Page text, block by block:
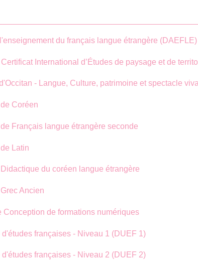
du français langue étrangère (DAEFLE)
International d’Études de paysage et de
- Langue, Culture, patrimoine et spectacle
Coréen
Français langue étrangère seconde
Latin
du coréen langue étrangère
Ancien
Conception de formations numériques
françaises - Niveau 1 (DUEF 1)
françaises - Niveau 2 (DUEF 2)